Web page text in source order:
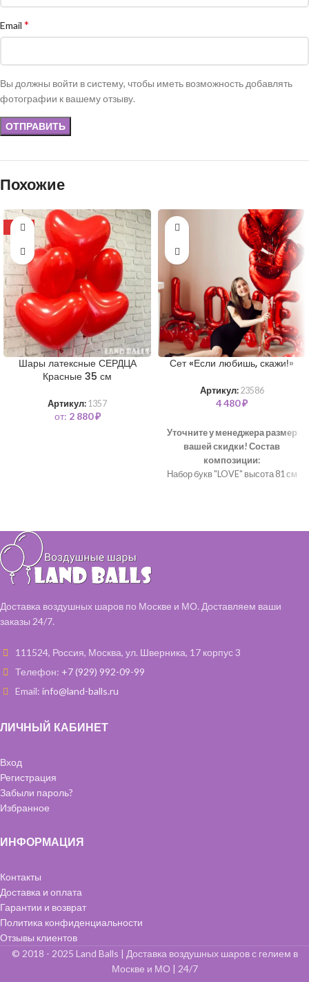
Email *
Вы должны войти в систему, чтобы иметь возможность добавлять
фотографии к вашему отзыву.
Похожие
-10%
Шары латексные СЕРДЦА
Красные 35 см
Артикул: 1357
от: 2 880₽
Сет «Если любишь, скажи!»
Артикул: 23586
4 480₽
Уточните у менеджера размер
вашей скидки! Состав
композиции:
Набор букв "LOVE" высота 81 см
Доставка воздушных шаров по Москве и МО. Доставляем ваши
заказы 24/7.
111524, Россия, Москва, ул. Шверника, 17 корпус 3
Телефон: +7 (929) 992-09-99
Email: info@land-balls.ru
ЛИЧНЫЙ КАБИНЕТ
Вход
Регистрация
Забыли пароль?
Избранное
ИНФОРМАЦИЯ
Контакты
Доставка и оплата
Гарантии и возврат
Политика конфиденциальности
Отзывы клиентов
© 2018 - 2025 Land Balls | Доставка воздушных шаров с гелием в
Москве и МО | 24/7